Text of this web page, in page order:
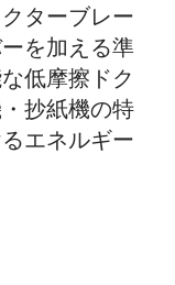
ターブレー
を加える準
低摩擦ドク
抄紙機の特
エネルギー